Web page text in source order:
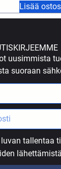
Lisää
uusimmista
suoraan
tallentaa